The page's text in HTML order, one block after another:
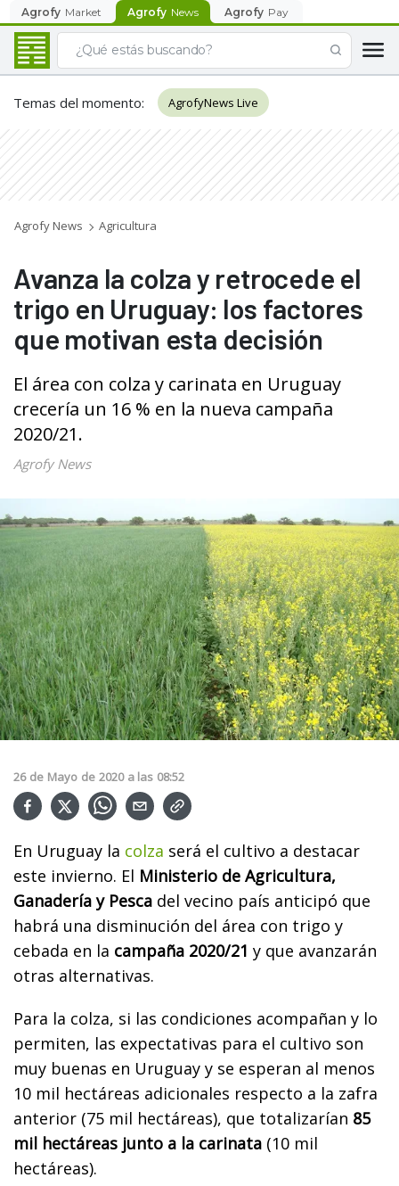
Agrofy Market Agrofy News Agrofy Pay
Temas del momento: AgrofyNews Live
Agrofy News Agricultura
Avanza la colza y retrocede el
trigo en Uruguay: los factores
que motivan esta decisión
El área con colza y carinata en Uruguay
crecería un 16 % en la nueva campaña
2020/21.
Agrofy News
26 de Mayo de 2020 a las 08:52
En Uruguay la colza será el cultivo a destacar
este invierno. El Ministerio de Agricultura,
Ganadería y Pesca del vecino país anticipó que
habrá una disminución del área con trigo y
cebada en la campaña 2020/21 y que avanzarán
otras alternativas.
Para la colza, si las condiciones acompañan y lo
permiten, las expectativas para el cultivo son
muy buenas en Uruguay y se esperan al menos
10 mil hectáreas adicionales respecto a la zafra
anterior (75 mil hectáreas), que totalizarían 85
mil hectáreas junto a la carinata (10 mil
hectáreas).